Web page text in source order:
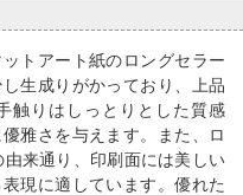
トアート紙のロングセラー
生成りがかっており、上品
触りはしっとりとした質感
雅さを与えます。また、ロ
来通り、印刷面には美しい
現に適しています。優れた